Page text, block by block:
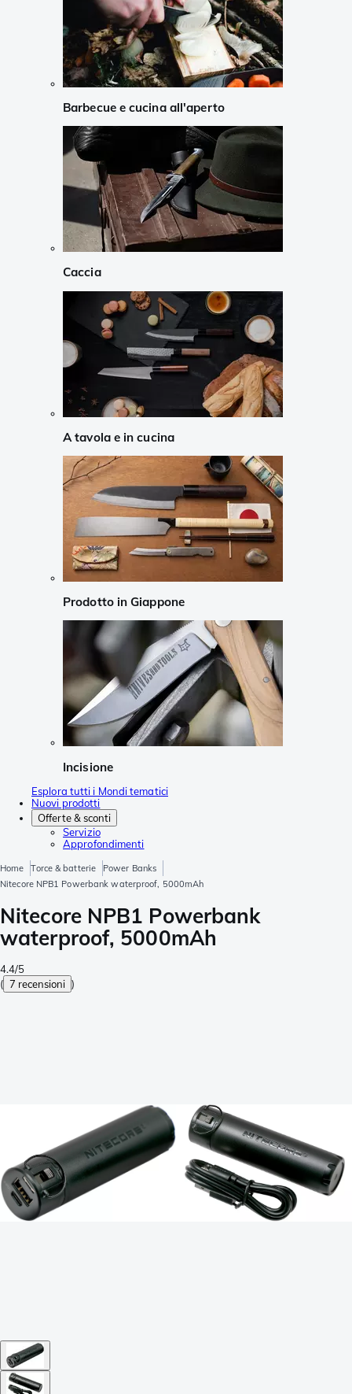
Barbecue e cucina all'aperto
Caccia
A tavola e in cucina
Prodotto in Giappone
Incisione
Esplora tutti i Mondi tematici
Nuovi prodotti
Offerte & sconti
Servizio
Approfondimenti
Home Torce & batterie
Power Banks
Nitecore NPB1 Powerbank waterproof, 5000mAh
Nitecore NPB1 Powerbank
waterproof, 5000mAh
4.4/5
( 7 recensioni )